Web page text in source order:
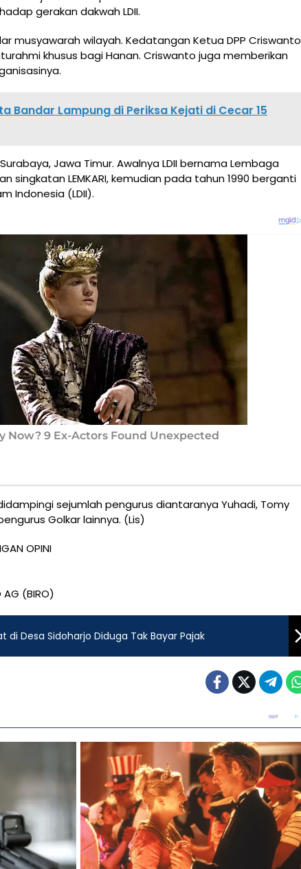
gerakan dakwah LDII.
musyawarah wilayah. Kedatangan Ketua DPP Criswanto
khusus bagi Hanan. Criswanto juga memberikan
Bandar Lampung di Periksa Kejati di Cecar 15
Surabaya, Jawa Timur. Awalnya LDII bernama Lembaga
singkatan LEMKARI, kemudian pada tahun 1990 berganti
Indonesia (LDII).
sejumlah pengurus diantaranya Yuhadi, Tomy
Golkar lainnya. (Lis)
OPINI
AG (BIRO)
di Desa Sidoharjo Diduga Tak Bayar Pajak